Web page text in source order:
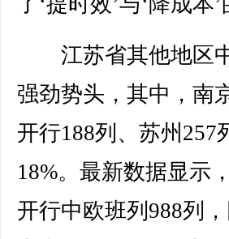
江苏省其他地区
强劲势头，其中，南
开行188列、苏州257
18%。最新数据显示
开行中欧班列988列